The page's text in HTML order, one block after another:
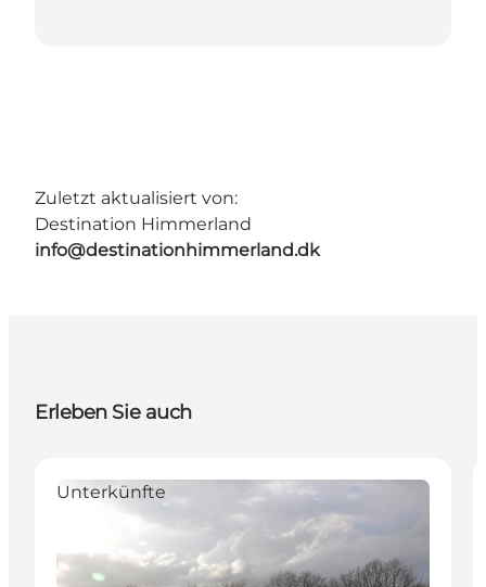
Zuletzt aktualisiert von:
Destination Himmerland
info@destinationhimmerland.dk
Erleben Sie auch
Unterkünfte